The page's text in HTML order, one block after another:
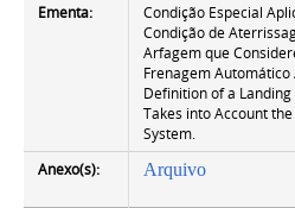
Ementa:
Condição Especial
Condição de
Arfagem que
Frenagem
Definition of a
Takes into Account
System.
Anexo(s):
Arquivo